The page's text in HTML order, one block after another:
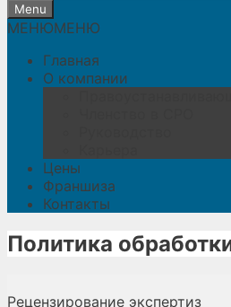
Menu
МЕНЮМЕНЮ
Главная
О компании
Цены
Франшиза
Контакты
Политика
Рецензирование экспертиз